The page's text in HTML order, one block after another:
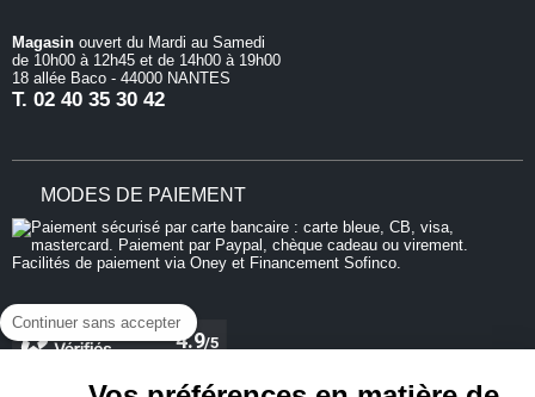
Continuer sans accepter
Magasin ouvert du Mardi au Samedi
de 10h00 à 12h45 et de 14h00 à 19h00
18 allée Baco - 44000 NANTES
T. 02 40 35 30 42
MODES DE PAIEMENT